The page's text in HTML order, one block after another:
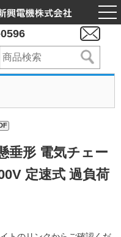
垂形 電気チェー
定速式 過負荷